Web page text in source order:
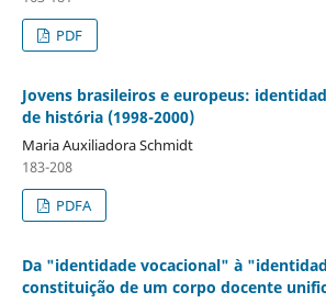
PDF
Jovens brasileiros e europeus:
de história (1998-2000)
Maria Auxiliadora Schmidt
183-208
PDFA
Da "identidade vocacional" à
constituição de um corpo docente